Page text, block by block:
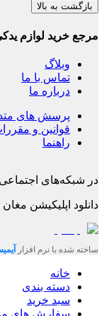
بازگشت به بالا
مرجع خرید لوازم
وبلاگ
تماس با ما
درباره ما
پرسش های
قوانین و
راهنما
در شبکه‌های
دانلود اپلیکیشن مغان
ساخته شده با نرم افزار
خانه
دسته بندی
سبد خرید
سفارش های